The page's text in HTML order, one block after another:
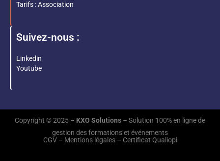
Tarifs : Association
Suivez-nous :
Linkedin
Youtube
Copyright © 2025 – KXO Solutions – Solution 100% en ligne de
gestion des formations et événements
CGV – Mentions légales – Certificat Qualiopi